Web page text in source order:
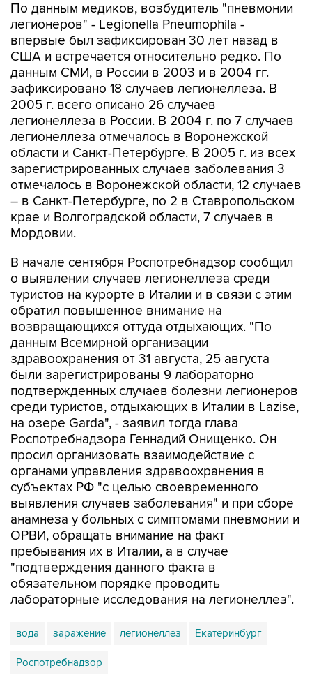
По данным медиков, возбудитель "пневмонии
легионеров" - Legionella Pneumophila -
впервые был зафиксирован 30 лет назад в
США и встречается относительно редко. По
данным СМИ, в России в 2003 и в 2004 гг.
зафиксировано 18 случаев легионеллеза. В
2005 г. всего описано 26 случаев
легионеллеза в России. В 2004 г. по 7 случаев
легионеллеза отмечалось в Воронежской
области и Санкт-Петербурге. В 2005 г. из всех
зарегистрированных случаев заболевания 3
отмечалось в Воронежской области, 12 случаев
– в Санкт-Петербурге, по 2 в Ставропольском
крае и Волгоградской области, 7 случаев в
Мордовии.
В начале сентября Роспотребнадзор сообщил
о выявлении случаев легионеллеза среди
туристов на курорте в Италии и в связи с этим
обратил повышенное внимание на
возвращающихся оттуда отдыхающих. "По
данным Всемирной организации
здравоохранения от 31 августа, 25 августа
были зарегистрированы 9 лабораторно
подтвержденных случаев болезни легионеров
среди туристов, отдыхающих в Италии в Lazise,
на озере Garda", - заявил тогда глава
Роспотребнадзора Геннадий Онищенко. Он
просил организовать взаимодействие с
органами управления здравоохранения в
субъектах РФ "с целью своевременного
выявления случаев заболевания" и при сборе
анамнеза у больных с симптомами пневмонии и
ОРВИ, обращать внимание на факт
пребывания их в Италии, а в случае
"подтверждения данного факта в
обязательном порядке проводить
лабораторные исследования на легионеллез".
вода заражение легионеллез Екатеринбург
Роспотребнадзор